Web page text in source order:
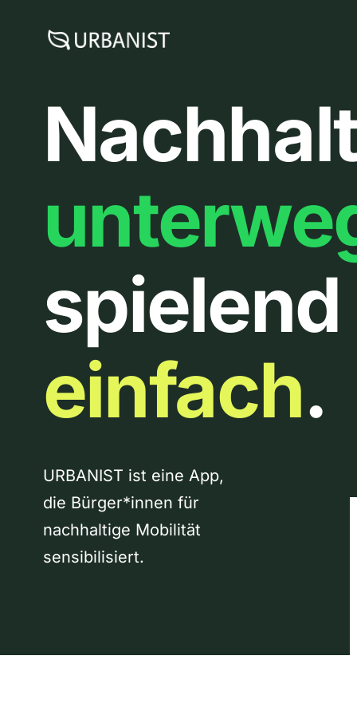
spielend
einfach.
URBANIST ist eine App,
die Bürger*innen für
nachhaltige Mobilität
sensibilisiert.